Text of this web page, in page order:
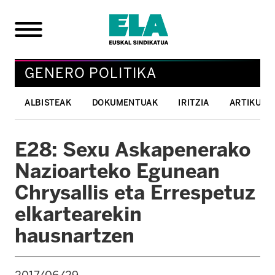
GENERO POLITIKA
ALBISTEAK DOKUMENTUAK IRITZIA
E28: Sexu Askapenerako
Nazioarteko Egunean
Chrysallis eta Errespetuz
elkartearekin
hausnartzen